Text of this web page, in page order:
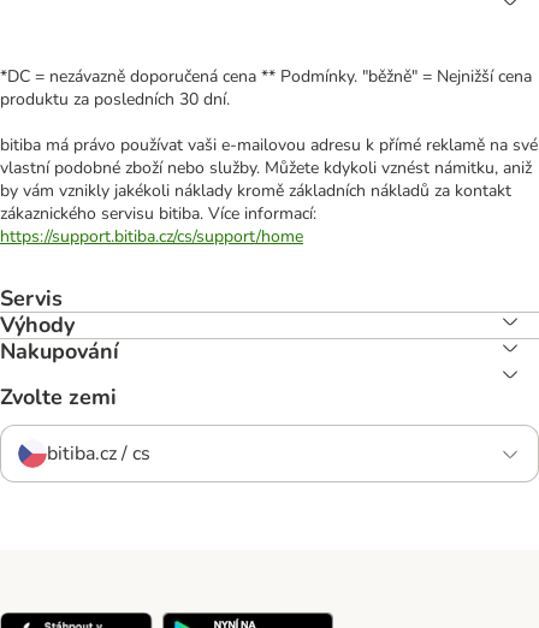
*DC = nezávazně doporučená cena ** Podmínky. "běžně" = Nejnižší cena
produktu za posledních 30 dní.
bitiba má právo používat vaši e-mailovou adresu k přímé reklamě na své
vlastní podobné zboží nebo služby. Můžete kdykoli vznést námitku, aniž
by vám vznikly jakékoli náklady kromě základních nákladů za kontakt
zákaznického servisu bitiba. Více informací:
https://support.bitiba.cz/cs/support/home
Servis
Výhody
Nakupování
Zvolte zemi
bitiba.cz / cs